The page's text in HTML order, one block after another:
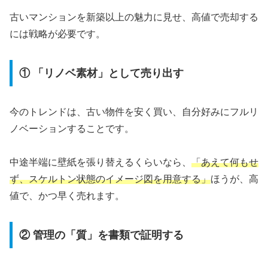
古いマンションを新築以上の魅力に見せ、高値で売却する
には戦略が必要です。
① 「リノベ素材」として売り出す
今のトレンドは、古い物件を安く買い、自分好みにフルリ
ノベーションすることです。
中途半端に壁紙を張り替えるくらいなら、 「あえて何もせ
ず、スケルトン状態のイメージ図を用意する」ほうが、高
値で、かつ早く売れます。
② 管理の「質」を書類で証明する